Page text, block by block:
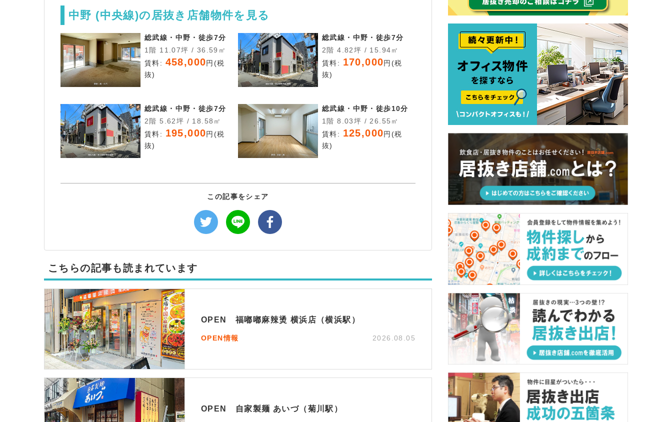
中野 (中央線)の居抜き店舗物件を見る
総武線・中野・徒歩7分
1階 11.07坪 / 36.59㎡
賃料: 458,000円(税
抜)
総武線・中野・徒歩7分
2階 4.82坪 / 15.94㎡
賃料: 170,000円(税
抜)
総武線・中野・徒歩7分
2階 5.62坪 / 18.58㎡
賃料: 195,000円(税
抜)
総武線・中野・徒歩10分
1階 8.03坪 / 26.55㎡
賃料: 125,000円(税
抜)
この記事をシェア
こちらの記事も読まれています
OPEN 福嘟嘟麻辣烫 横浜店（横浜駅）
OPEN情報 2026.08.05
OPEN 自家製麺 あいづ（菊川駅）